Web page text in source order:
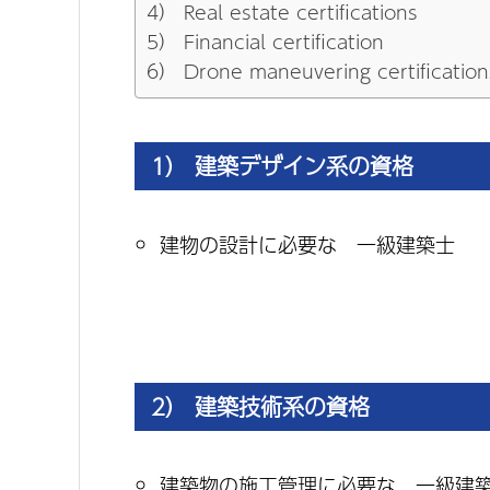
4） Real estate certifications
5） Financial certification
6） Drone maneuvering
1） 建築デザイン系の資格
建物の設計に必要な 一級建築士
2） 建築技術系の資格